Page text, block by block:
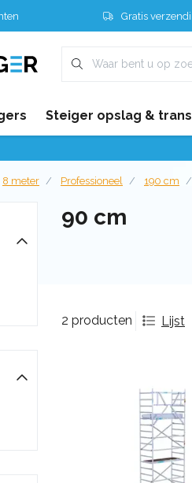
Gratis
Steiger opslag &
8 meter Professioneel 190 cm
90 cm
2 producten Lijst